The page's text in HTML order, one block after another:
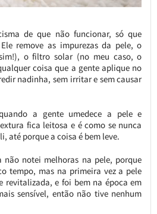
de que não funcionar, só que
remove as impurezas da pele, o
o filtro solar (no meu caso, o
coisa que a gente aplique no
nadinha, sem irritar e sem causar
a gente umedece a pele e
fica leitosa e é como se nunca
até porque a coisa é bem leve.
não notei melhoras na pele, porque
tempo, mas na primeira vez a pele
revitalizada, e foi bem na época em
sensível, então não tive nenhum